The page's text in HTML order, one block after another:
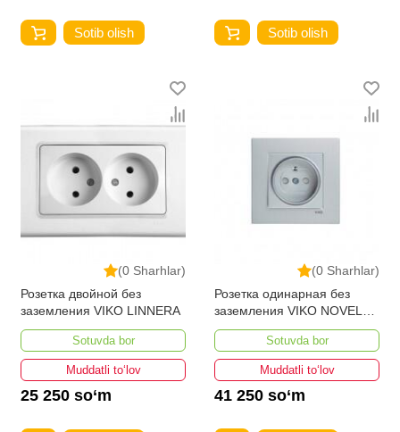
Sotib olish Sotib olish
(0 Sharhlar)
Розетка двойной без
заземления VIKO LINNERA
Sotuvda bor
Muddatli to‘lov
25 250 so‘m
(0 Sharhlar)
Розетка одинарная без
заземления VIKO NOVELLA
GUMUS с защитой
Sotuvda bor
Muddatli to‘lov
41 250 so‘m